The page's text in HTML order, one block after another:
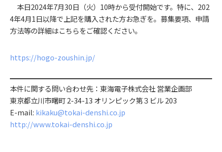
本日2024年7月30日（火）10時から受付開始です。特に、202
4年4月1日以降で上記を購入された方お急ぎを。募集要項、申請
方法等の詳細はこちらをご確認ください。
https://hogo-zoushin.jp/
本件に関する問い合わせ先：東海電子株式会社 営業企画部
東京都立川市曙町 2-34-13 オリンピック第３ビル 203
E-mail: kikaku@tokai-denshi.co.jp
http://www.tokai-denshi.co.jp